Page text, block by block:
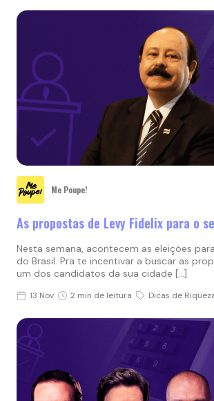
Me Poupe!
As propostas de Levy Fidelix para o
Nesta semana, acontecem as eleições
do Brasil. Pra te incentivar a buscar as
um dos candidatos da sua cidade […]
13 Nov 2 min de leitura Dicas de